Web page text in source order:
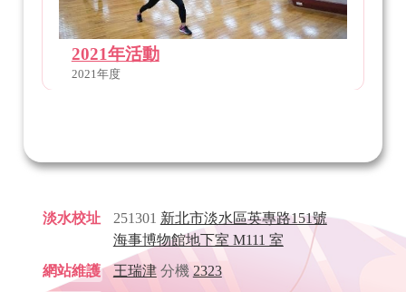
2021年活動
2021年度
淡水校址 251301 新北市淡水區英專路151號
海事博物館地下室 M111 室
網站維護
王瑞津分機 2323